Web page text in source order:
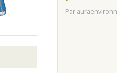
Par